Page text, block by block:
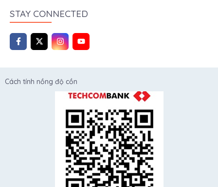
STAY CONNECTED
Cách tính nồng độ cồn